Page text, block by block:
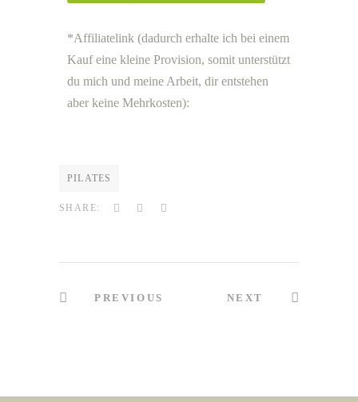
*Affiliatelink (dadurch erhalte ich bei einem
Kauf eine kleine Provision, somit unterstützt
du mich und meine Arbeit, dir entstehen
aber keine Mehrkosten):
PILATES
SHARE:
PREVIOUS NEXT